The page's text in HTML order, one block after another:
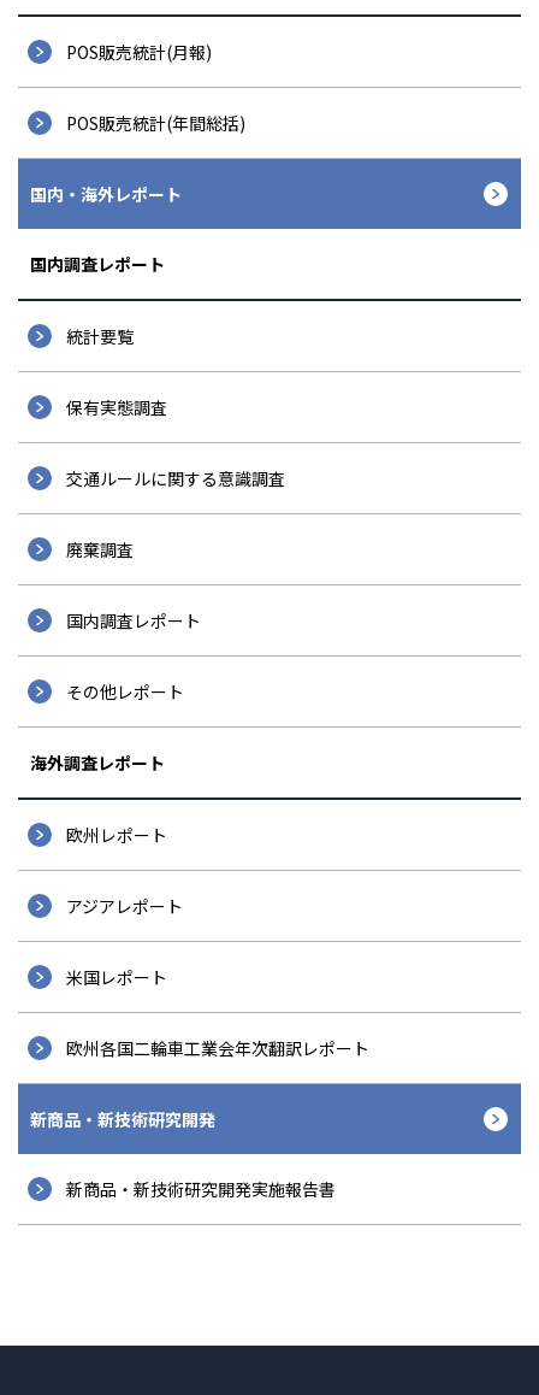
POS販売統計(月報)
POS販売統計(年間総括)
国内・海外レポート
国内調査レポート
統計要覧
保有実態調査
交通ルールに関する意識調査
廃棄調査
国内調査レポート
その他レポート
海外調査レポート
欧州レポート
アジアレポート
米国レポート
欧州各国二輪車工業会年次翻訳レポート
新商品・新技術研究開発
新商品・新技術研究開発実施報告書